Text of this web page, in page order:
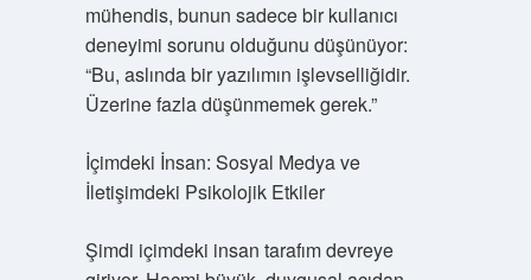
mühendis, bunun sadece bir kullanıcı
deneyimi sorunu olduğunu düşünüyor:
“Bu, aslında bir yazılımın işlevselliğidir.
Üzerine fazla düşünmemek gerek.”
İçimdeki İnsan: Sosyal Medya ve
İletişimdeki Psikolojik Etkiler
Şimdi içimdeki insan tarafım devreye